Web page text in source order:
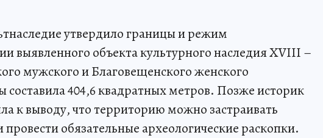
утвердило границы и режим
выявленного объекта культурного наследия XVIII –
мужского и Благовещенского женского
404,6 квадратных метров. Позже историк
к выводу, что территорию можно застраивать
обязательные археологические раскопки.